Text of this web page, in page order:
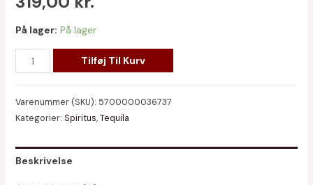
På lager: På lager
Tequileño
Tilføj Til Kurv
Varenummer (SKU): 5700000036737
Kategorier: Spiritus,Tequila
Beskrivelse